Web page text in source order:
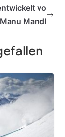
vo
Mandl